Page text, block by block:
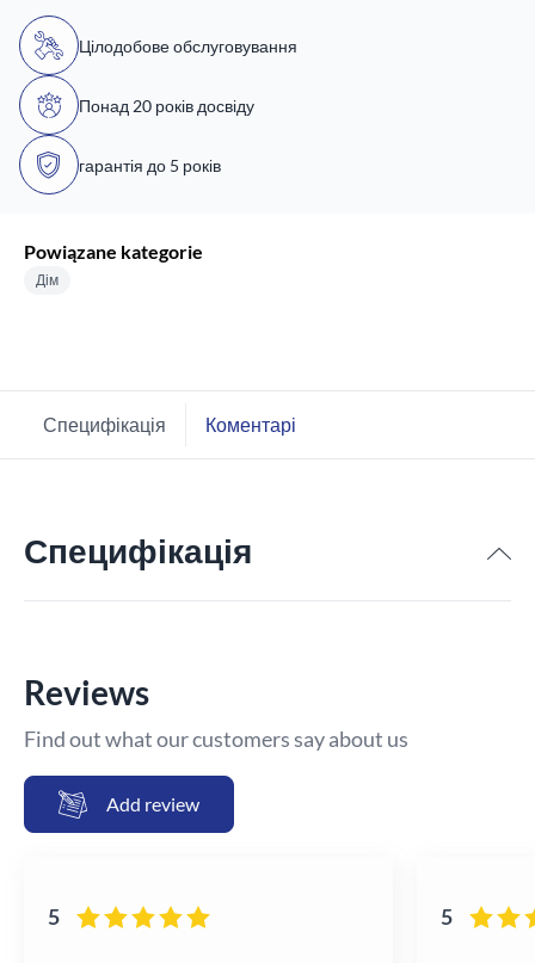
Цілодобове обслуговування
Понад 20 років досвіду
гарантія до 5 років
Powiązane kategorie
Дім
Специфікація Коментарі
Специфікація
Reviews
Find out what our customers say about us
Add review
5 5